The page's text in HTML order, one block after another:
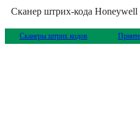
Сканер штрих-кода
Сканеры штрих кодов